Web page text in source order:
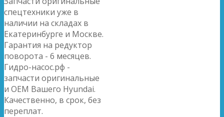
спецтехники уже в
наличии на складах в
Екатеринбурге и Москве.
Гарантия на редуктор
поворота - 6 месяцев.
Гидро-насос.рф -
запчасти оригинальные
и OEM Вашего Hyundai.
Качественно, в срок, без
переплат.